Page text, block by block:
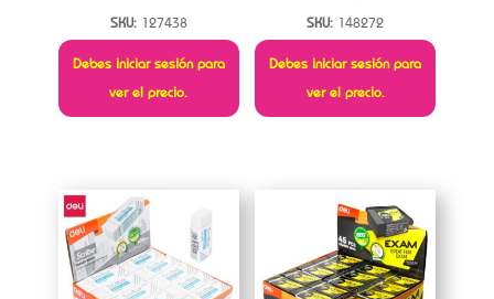
SKU: 127438
Debes iniciar sesión para
ver el precio.
SKU: 148272
Debes iniciar sesión para
ver el precio.